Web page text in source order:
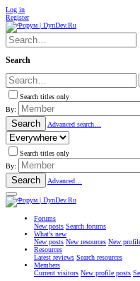
Log in
Register
Search
Search titles only
By:
Search Advanced search…
Search titles only
By:
Search Advanced…
Forums
New posts Search forums
What's new
New posts New resources New
Resources
Latest reviews Search resources
Members
Current visitors New profile posts